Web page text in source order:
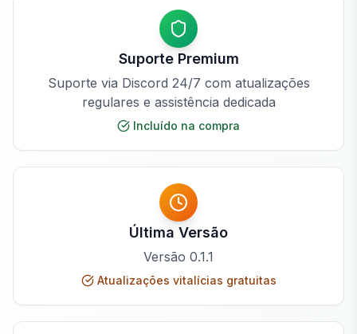
Suporte Premium
Suporte via Discord 24/7 com atualizações
regulares e assistência dedicada
Incluído na compra
Última Versão
Versão 0.1.1
Atualizações vitalícias gratuitas